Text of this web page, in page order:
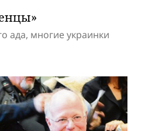
ада, многие украинки